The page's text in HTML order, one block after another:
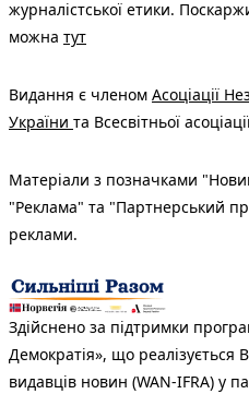
журналістської етики.
можна тут
Видання є членом Асоціації
України та Всесвітньої
Матеріали з позначками
"Реклама" та "Партнерський
реклами.
Здійснено за підтримки
Демократія», що реалізується
видавців новин (WAN-IFRA) у